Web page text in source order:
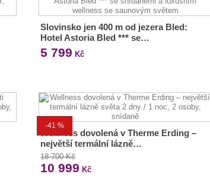
Slovinsko jen 400 m od jezera Bled:
Hotel Astoria Bled *** se…
5 799 Kč
-41 %
Wellness dovolená v Therme Erding –
největší termální lázně…
18 700 Kč
10 999 Kč